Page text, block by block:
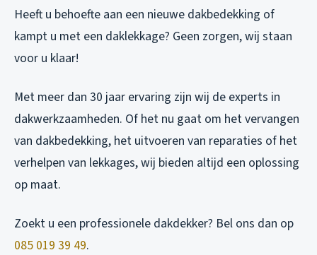
Heeft u behoefte aan een nieuwe dakbedekking of
kampt u met een daklekkage? Geen zorgen, wij staan
voor u klaar!
Met meer dan 30 jaar ervaring zijn wij de experts in
dakwerkzaamheden. Of het nu gaat om het vervangen
van dakbedekking, het uitvoeren van reparaties of het
verhelpen van lekkages, wij bieden altijd een oplossing
op maat.
Zoekt u een professionele dakdekker? Bel ons dan op
085 019 39 49.